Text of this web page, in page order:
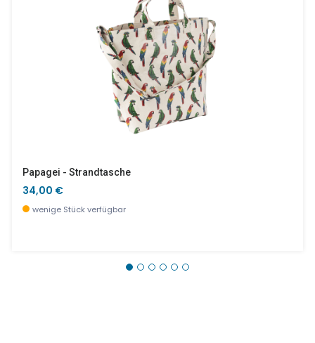
Papagei - Strandtasche
34,00 €
wenige Stück verfügbar